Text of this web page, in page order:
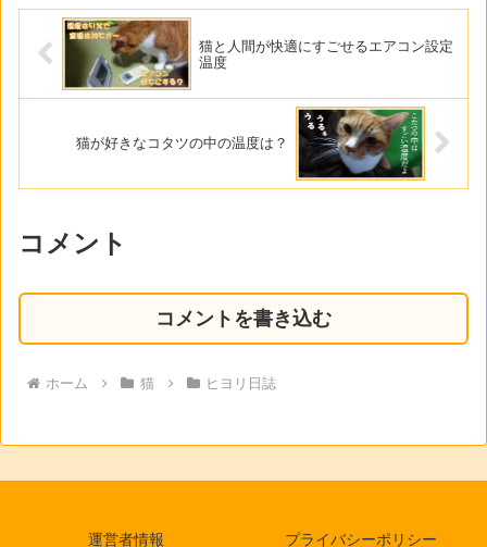
猫と人間が快適にすごせるエアコン設定
温度
猫が好きなコタツの中の温度は？
コメント
コメントを書き込む
ホーム 猫 ヒヨリ日誌
運営者情報 プライバシーポリシー